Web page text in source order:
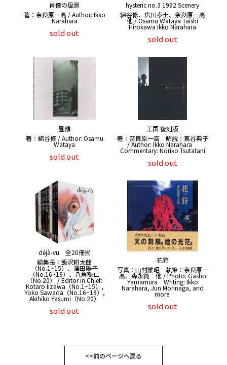
肖像の風景
著：奈良原一高 / Author: Ikko
Narahara
sold out
hysteric no.3 1992 Scenery
綿谷修、広川泰士、奈良原一高
他 / Osamu Wataya Taishi
Hirokawa Ikko Narahara
sold out
昼顔
著：綿谷修 / Author: Osamu
Wataya
sold out
王国 復刻版
著：奈良原一高 解説：蔦谷典子
/ Author: Ikko Narahara
Commentary: Noriko Tsutatani
sold out
déjà-vu 全20冊揃
編集長：飯沢耕太郎
（No.1~15）、澤田陽子
（No.16~19）、八角聡仁
（No.20） / Editor in Chief:
Kotaro Iizawa（No.1~15）,
Yoko Sawada（No.16~19）,
Akihiko Yasumi（No.20）
sold out
花狩
写真：山村雅昭 執筆：奈良原一
高、森永純 他 / Photo: Gasho
Yamamura Writing: Ikko
Narahara, Jun Morinaga, and
more.
sold out
<<前のページへ戻る